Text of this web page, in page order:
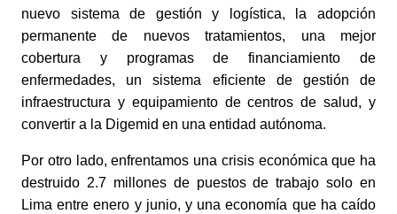
nuevo sistema de gestión y logística, la adopción
permanente de nuevos tratamientos, una mejor
cobertura y programas de financiamiento de
enfermedades, un sistema eficiente de gestión de
infraestructura y equipamiento de centros de salud, y
convertir a la Digemid en una entidad autónoma.
Por otro lado, enfrentamos una crisis económica que ha
destruido 2.7 millones de puestos de trabajo solo en
Lima entre enero y junio, y una economía que ha caído